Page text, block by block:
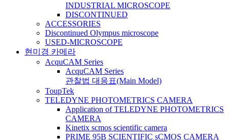
INDUSTRIAL MICROSCOPE
DISCONTINUED
ACCESSORIES
Discontinued Olympus microscope
USED-MICROSCOPE
현미경 카메라
AcquCAM Series
AcquCAM Series
관찰법 대응표(Main Model)
ToupTek
TELEDYNE PHOTOMETRICS CAMERA
Application of TELEDYNE PHOTOMETRICS
CAMERA
Kinetix scmos scientific camera
PRIME 95B SCIENTIFIC sCMOS CAMERA